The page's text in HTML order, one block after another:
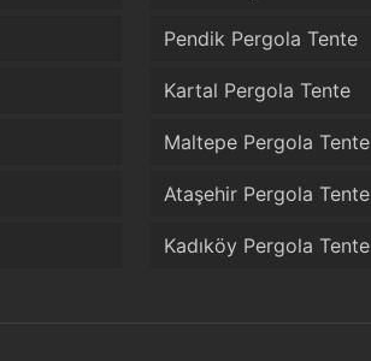
Pendik Pergola Tente
Kartal Pergola Tente
Maltepe Pergola Tente
Ataşehir Pergola Tente
Kadıköy Pergola Tente